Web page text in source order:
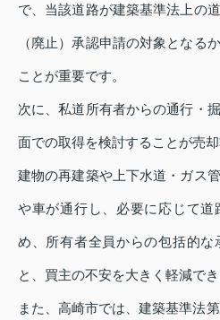
で、当該道路が建築基準法上の
（廃止）承認申請の対象となる
ことが重要です。
次に、私道所有者からの通行・
面での取得を検討することが売却
建物の再建築や上下水道・ガス
や車が通行し、必要に応じて道
め、所有者全員からの包括的な
と、買主の不安を大きく軽減でき
また、高崎市では、建築基準法